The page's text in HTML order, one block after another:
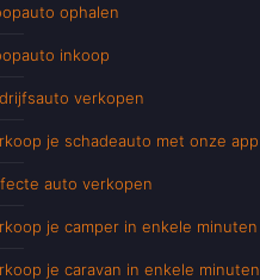
ophalen
inkoop
verkopen
je schadeauto met onze app
auto verkopen
je camper in enkele minuten
je caravan in enkele minuten